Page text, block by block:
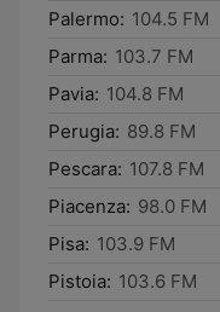
Palermo: 104.5 FM
Parma: 103.7 FM
Pavia: 104.8 FM
Perugia: 89.8 FM
Pescara: 107.8 FM
Piacenza: 98.0 FM
Pisa: 103.9 FM
Pistoia: 103.6 FM